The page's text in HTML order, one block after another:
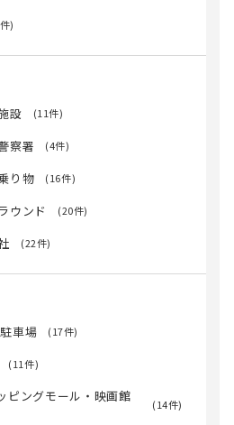
)
設
(11件)
察署 (4件)
り物 (16件)
ウンド (20件)
(22件)
駐車場 (17件)
(11件)
ピングモール・映画館
(14件)